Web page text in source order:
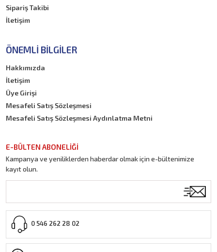
Sipariş Takibi
İletişim
ÖNEMLI BILGILER
Hakkımızda
İletişim
Üye Girişi
Mesafeli Satış Sözleşmesi
Mesafeli Satış Sözleşmesi Aydınlatma Metni
E-BÜLTEN ABONELİĞİ
Kampanya ve yeniliklerden haberdar olmak için e-bültenimize
kayıt olun.
0 546 262 28 02